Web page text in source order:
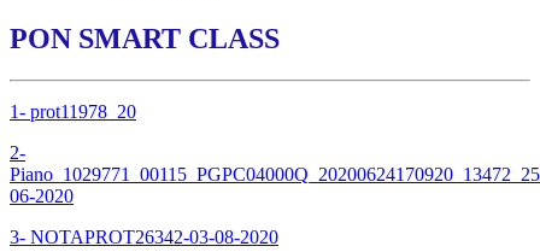
PON SMART CLASS
1- prot11978_20
2-
06-2020
3- NOTAPROT26342-03-08-2020